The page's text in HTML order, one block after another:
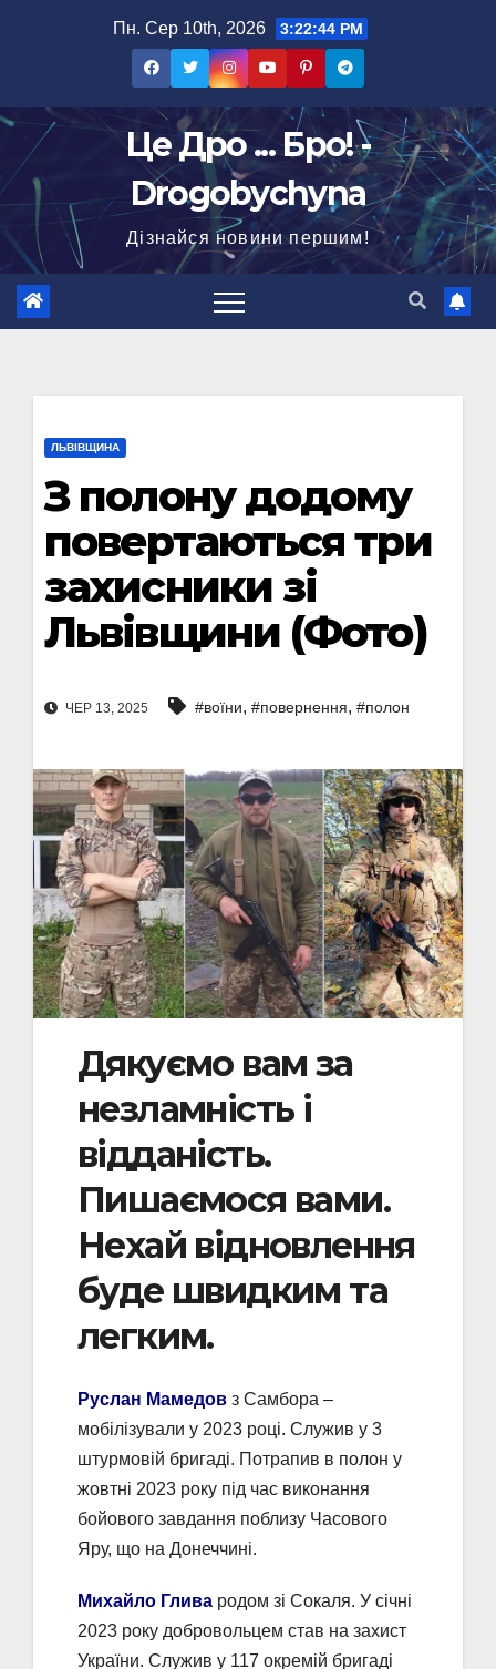
Пн. Сер 10th, 2026 3:22:45 PM
Це Дро ... Бро! -
Drogobychyna
Дізнайся новини першим!
ЛЬВІВЩИНА
З полону додому
повертаються три
захисники зі
Львівщини (Фото)
ЧЕР 13, 2025 #воїни, #повернення, #полон
Дякуємо вам за
незламність і
відданість.
Пишаємося вами.
Нехай відновлення
буде швидким та
легким.
Руслан Мамедов з Самбора –
мобілізували у 2023 році. Служив у 3
штурмовій бригаді. Потрапив в полон у
жовтні 2023 року під час виконання
бойового завдання поблизу Часового
Яру, що на Донеччині.
Михайло Глива родом зі Сокаля. У січні
2023 року добровольцем став на захист
України. Служив у 117 окремій бригаді